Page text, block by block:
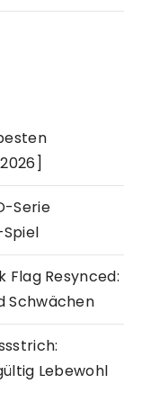
Serie
Flag Resynced:
Schwächen
Lebewohl